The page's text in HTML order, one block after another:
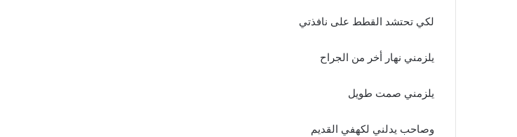
لكي تحتشد القطط على نافذتي
يلزمني نهار أخر من الجراح
يلزمني صمت طويل
وصاحب يدلني لكهفي القديم